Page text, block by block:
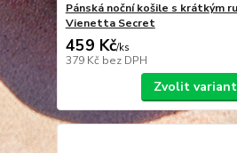
Pánská noční košile s krátkým
Vienetta Secret
459 Kč/ks
379 Kč bez DPH
Zvolit